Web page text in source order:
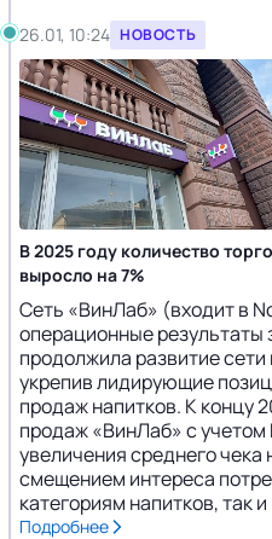
26.01, 10:24 НОВОСТЬ
В 2025 году количество
выросло на 7%
Сеть «ВинЛаб» (входит в
операционные результаты
продолжила развитие
укрепив лидирующие
продаж напитков. К концу
продаж «ВинЛаб» с
увеличения среднего чека
смещением интереса
категориям напитков, так
Подробнее